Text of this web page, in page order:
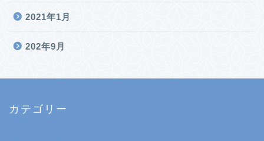
2021年1月
202年9月
カテゴリー